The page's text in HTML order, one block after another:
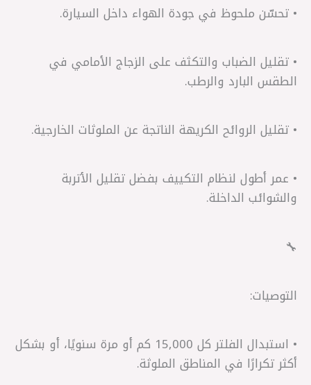
• تحسّن ملحوظ في جودة الهواء داخل السيارة.
• تقليل الضباب والتكثف على الزجاج الأمامي في
الطقس البارد والرطب.
• تقليل الروائح الكريهة الناتجة عن الملوثات الخارجية.
• عمر أطول لنظام التكييف بفضل تقليل الأتربة
والشوائب الداخلة.
🔧
التوصيات:
• استبدال الفلتر كل 15,000 كم أو مرة سنويًا، أو بشكل
أكثر تكرارًا في المناطق الملوثة.